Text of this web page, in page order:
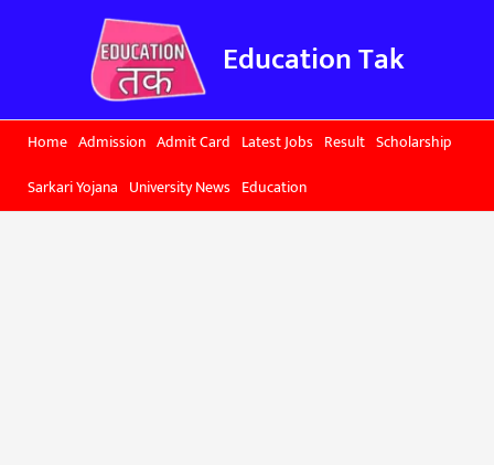
Education Tak
Home Admission Admit Card Latest Jobs Result Scholarship
Sarkari Yojana University News Education